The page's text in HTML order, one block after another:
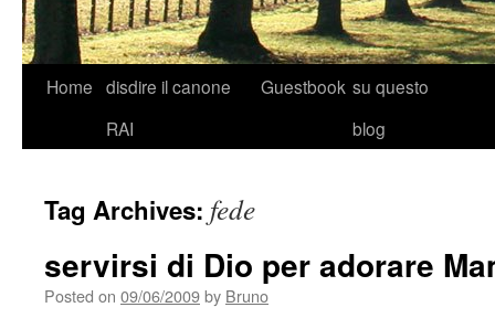
Skip
Home disdire il canone
RAI
Guestbook su questo
blog
Tag Archives: fede
servirsi di Dio per adorare
Posted on 09/06/2009by Bruno